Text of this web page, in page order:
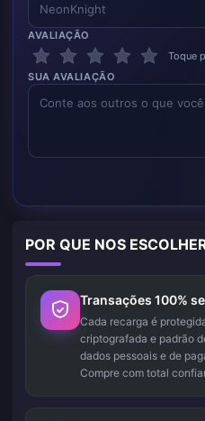
AVALIAÇÃO
Toque
SUA AVALIAÇÃO
POR QUE NOS
Transações 100%
Cada recarga é
criptografada e padrão
dados pessoais e de
Compre com total